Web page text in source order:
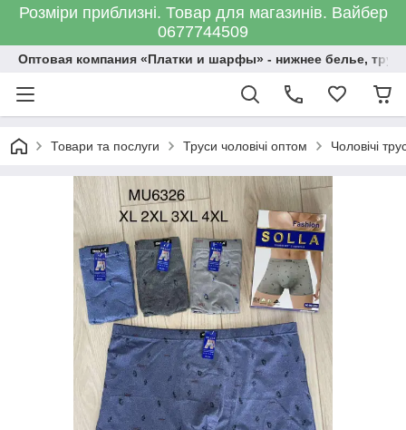
Розміри приблизні. Товар для магазинів. Вайбер
0677744509
Оптовая компания «Платки и шарфы» - нижнее белье,
Товари та послуги Труси чоловічі оптом Чоловічі